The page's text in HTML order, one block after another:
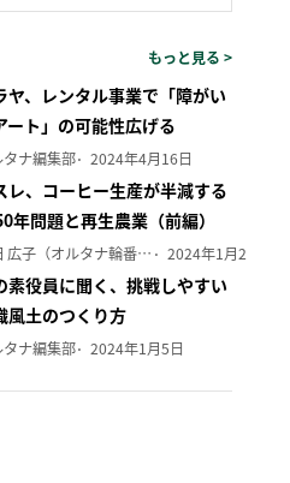
もっと見る >
ヤ、レンタル事業で「障がい
ート」の可能性広げる
タナ編集部 2024年4月16日
レ、コーヒー生産が半減する
年問題と再生農業（前編）
吉田 広子（オルタナ輪番編集長） 2024年1月29日
素役員に聞く、挑戦しやすい
風土のつくり方
タナ編集部 2024年1月5日